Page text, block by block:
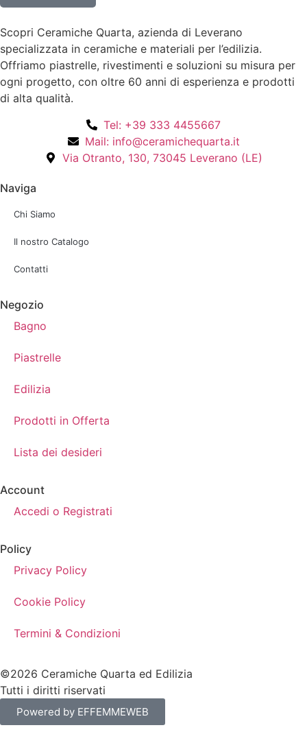
Scopri Ceramiche Quarta, azienda di Leverano
specializzata in ceramiche e materiali per l’edilizia.
Offriamo piastrelle, rivestimenti e soluzioni su misura per
ogni progetto, con oltre 60 anni di esperienza e prodotti
di alta qualità.
Tel: +39 333 4455667
Mail: info@ceramichequarta.it
Via Otranto, 130, 73045 Leverano (LE)
Naviga
Chi Siamo
Il nostro Catalogo
Contatti
Negozio
Bagno
Piastrelle
Edilizia
Prodotti in Offerta
Lista dei desideri
Account
Accedi o Registrati
Policy
Privacy Policy
Cookie Policy
Termini & Condizioni
©2026 Ceramiche Quarta ed Edilizia
Tutti i diritti riservati
Powered by EFFEMMEWEB